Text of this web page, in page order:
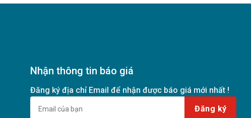
Nhận thông tin báo giá
Đăng ký địa chỉ Email để nhận được báo giá mới nhất !